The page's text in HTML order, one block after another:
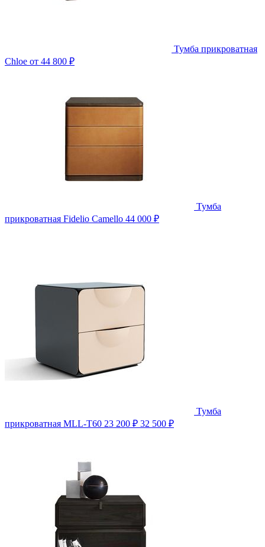
Тумба прикроватная
Chloe от 44 800 ₽
Тумба
прикроватная Fidelio Camello 44 000 ₽
Тумба
прикроватная MLL-T60 23 200 ₽ 32 500 ₽